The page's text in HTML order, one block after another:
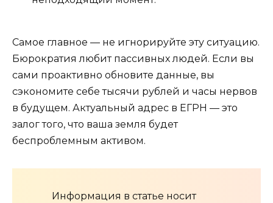
Самое главное — не игнорируйте эту ситуацию.
Бюрократия любит пассивных людей. Если вы
сами проактивно обновите данные, вы
сэкономите себе тысячи рублей и часы нервов
в будущем. Актуальный адрес в ЕГРН — это
залог того, что ваша земля будет
беспроблемным активом.
Информация в статье носит